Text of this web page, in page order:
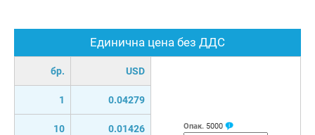
Единична цена без ДДС
бр. USD
1 0.04279
10 0.01426 Опак. 5000